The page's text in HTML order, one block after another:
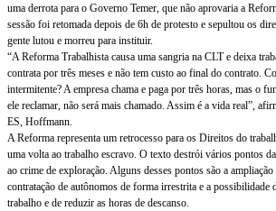
uma derrota para o Governo Temer, que não aprovaria a
sessão foi retomada depois de 6h de protesto e sepultou os
gente lutou e morreu para instituir.
“A Reforma Trabalhista causa uma sangria na CLT e deixa
contrata por três meses e não tem custo ao final do contrato.
intermitente? A empresa chama e paga por três horas, mas o
ele reclamar, não será mais chamado. Assim é a vida real”,
ES, Hoffmann.
A Reforma representa um retrocesso para os Direitos do
uma volta ao trabalho escravo. O texto destrói vários pontos
ao crime de exploração. Alguns desses pontos são a ampliação
contratação de autônomos de forma irrestrita e a possibilidade
trabalho e de reduzir as horas de descanso.